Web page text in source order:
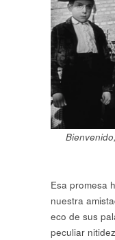
Esa promesa
nuestra
eco de sus
peculiar